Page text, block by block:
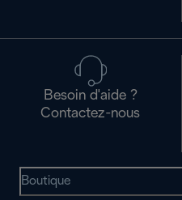
Besoin d'aide ?
Contactez-nous
Boutique